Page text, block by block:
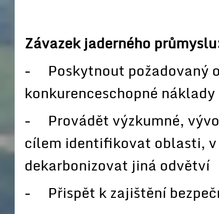
Závazek jaderného
− Poskytnout požadovaný
konkurenceschopné náklady
− Provádět výzkumné,
cílem identifikovat oblasti,
dekarbonizovat jiná odvětví
− Přispět k zajištění